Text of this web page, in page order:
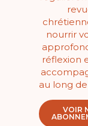
nourrir
réflexion
au long de
VOIR